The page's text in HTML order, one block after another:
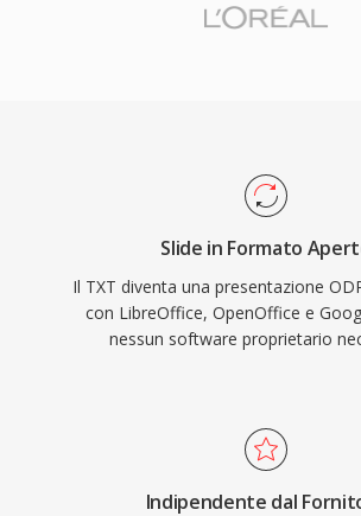
Slide in Formato
Il TXT diventa una presentazione
con LibreOffice, OpenOffice e
nessun software proprietario
Indipendente dal